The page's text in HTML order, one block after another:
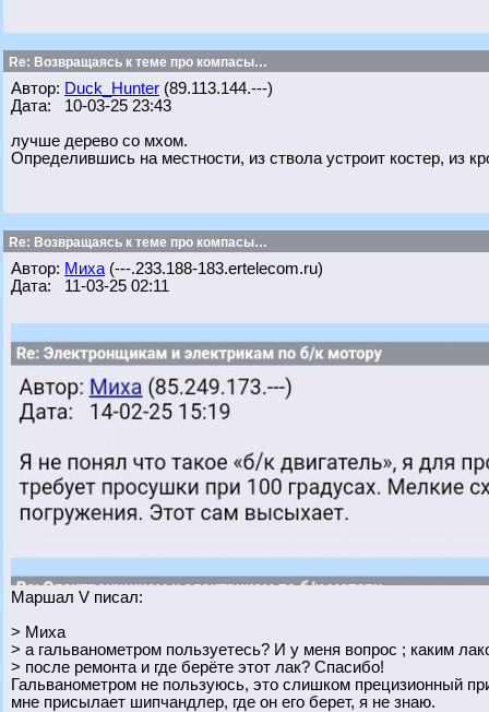
Re: Возвращаясь к теме про компасы…
Автор: Duck_Hunter (89.113.144.---)
Дата: 10-03-25 23:43
лучше дерево со мхом.
Определившись на местности, из ствола устроит костер, из
Re: Возвращаясь к теме про компасы…
Автор: Миха (---.233.188-183.ertelecom.ru)
Дата: 11-03-25 02:11
Маршал V писал:
> Миха
> а гальванометром пользуетесь? И у меня вопрос ; каким
> после ремонта и где берёте этот лак? Спасибо!
Гальванометром не пользуюсь, это слишком прецизионный
мне присылает шипчандлер, где он его берет, я не знаю.